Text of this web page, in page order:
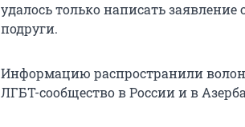
удалось только написать
подруги.
Информацию распространили
ЛГБТ-сообщество в России и в